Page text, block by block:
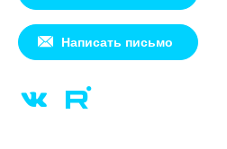
Написать письмо